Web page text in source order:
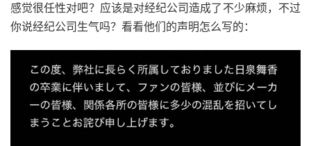
感觉很任性对吧？应该是对经纪公司造成了不少麻烦，不过
你说经纪公司生气吗？看看他们的声明怎么写的：